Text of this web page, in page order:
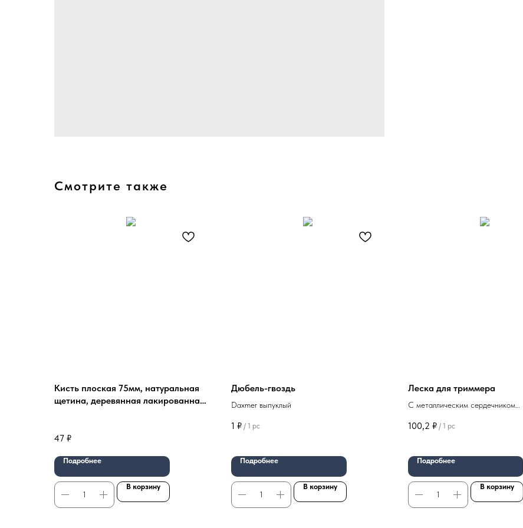
Смотрите также
Кисть плоская 75мм, натуральная
щетина, деревянная лакированная
47 ₽
Подробнее
В корзину
Дюбель-гвоздь
Daxmer выпуклый
1 ₽ / 1 pc
Подробнее
В корзину
Леска для триммера
С металлическим сердечником
01-030
100,2 ₽ / 1 pc
Подробнее
В корзину